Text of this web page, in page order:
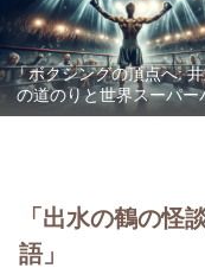
「ボクシングの頂点へ:
の道のりと世界スーパー
ム級統一戦の全貌
「出水の鶴の怪
語」